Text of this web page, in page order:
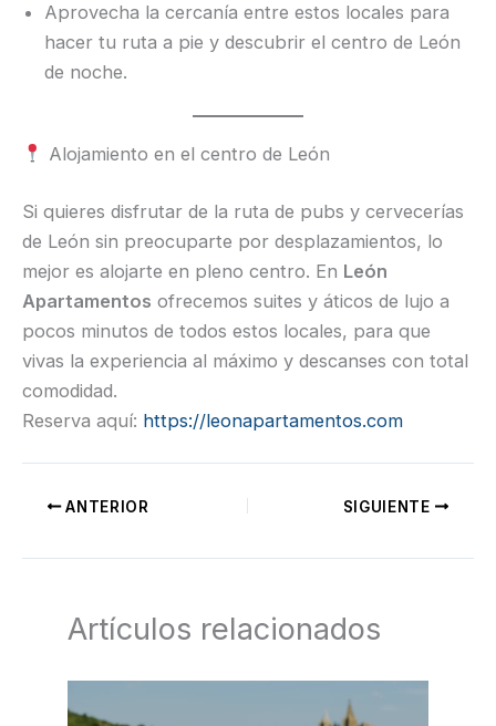
Aprovecha la cercanía entre estos locales para
hacer tu ruta a pie y descubrir el centro de León
de noche.
Alojamiento en el centro de León
Si quieres disfrutar de la ruta de pubs y cervecerías
de León sin preocuparte por desplazamientos, lo
mejor es alojarte en pleno centro. En León
Apartamentos ofrecemos suites y áticos de lujo a
pocos minutos de todos estos locales, para que
vivas la experiencia al máximo y descanses con total
comodidad.
Reserva aquí: https://leonapartamentos.com
ANTERIOR SIGUIENTE
Artículos relacionados